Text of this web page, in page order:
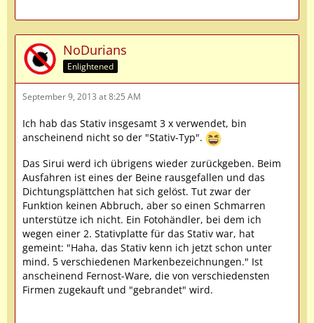
NoDurians
Enlightened
September 9, 2013 at 8:25 AM
Ich hab das Stativ insgesamt 3 x verwendet, bin
anscheinend nicht so der "Stativ-Typ".
Das Sirui werd ich übrigens wieder zurückgeben. Beim
Ausfahren ist eines der Beine rausgefallen und das
Dichtungsplättchen hat sich gelöst. Tut zwar der
Funktion keinen Abbruch, aber so einen Schmarren
unterstütze ich nicht. Ein Fotohändler, bei dem ich
wegen einer 2. Stativplatte für das Stativ war, hat
gemeint: "Haha, das Stativ kenn ich jetzt schon unter
mind. 5 verschiedenen Markenbezeichnungen." Ist
anscheinend Fernost-Ware, die von verschiedensten
Firmen zugekauft und "gebrandet" wird.